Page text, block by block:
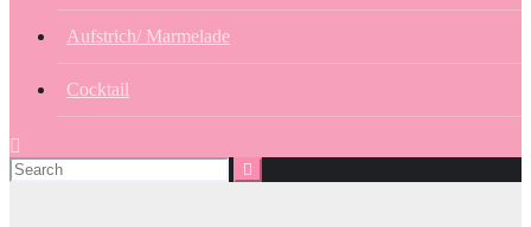
Aufstrich/ Marmelade
Cocktail